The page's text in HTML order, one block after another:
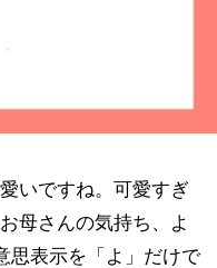
いですね。可愛すぎ
母さんの気持ち、よ
思表示を「よ」だけで